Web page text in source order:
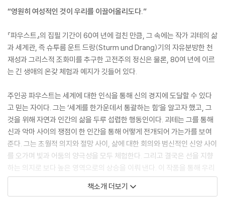
“영원히 여성적인 것이 우리를 이끌어올리도다.”
『파우스트』의 집필 기간이 60여 년에 걸친 만큼, 그 속에는 작가 괴테의 삶
과 세계관, 즉 슈투름 운트 드랑(Sturm und Drang)기의 자유분방한 천
재성과 그리스적 조화미를 추구한 고전주의 정신은 물론, 80여 년에 이르
는 긴 생애의 온갖 체험과 예지가 깃들어 있다.
주인공 파우스트는 세계에 대한 인식을 통해 신의 경지에 도달할 수 있다
고 믿는 자이다. 그는 ‘세계를 한가운데서 통괄하는 힘’을 알고자 했고, 그
것을 위해 자연과 인간의 삶을 두루 섭렵한 행동인이다. 괴테는 그를 통해
신과 악마 사이의 쟁점이 한 인간을 통해 어떻게 전개되어 가는가를 보여
준다. 그는 초월적 의지와 절망 사이, 삶에 대한 회의와 범신적인 신앙 사이
를 오가며 빛과 어둠의 양극성을 모두 체험한다. 그리고 결국은 선을 지향
하는 의지로 보다 높은 영역으로의 상승을 이뤄 낸다. 이 작품을 통해 우리
는 이러한 방황을 거쳐 자기실현에 이르는 인간성의 승리를 기쁜 마음으로
확인하게 된다. ─ 정서웅, 「작품 해설」에서
책소개 더보기